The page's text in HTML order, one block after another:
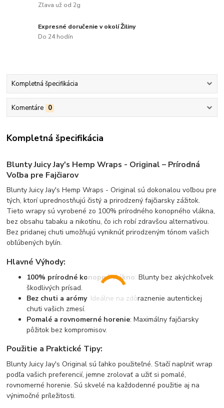
Zľava už od 2g
Expresné doručenie v okolí Žiliny
Do 24 hodín
Kompletná špecifikácia
Komentáre 0
Kompletná špecifikácia
Blunty Juicy Jay's Hemp Wraps - Original – Prírodná
Voľba pre Fajčiarov
Blunty Juicy Jay's Hemp Wraps - Original sú dokonalou voľbou pre
tých, ktorí uprednostňujú čistý a prirodzený fajčiarsky zážitok.
Tieto wrapy sú vyrobené zo 100% prírodného konopného vlákna,
bez obsahu tabaku a nikotínu, čo ich robí zdravšou alternatívou.
Bez pridanej chuti umožňujú vyniknúť prirodzeným tónom vašich
obľúbených bylín.
Hlavné Výhody:
100% prírodné konopné vlákno: Blunty bez akýchkoľvek
škodlivých prísad.
Bez chuti a arómy: Ideálne na zdôraznenie autentickej
chuti vašich zmesí.
Pomalé a rovnomerné horenie: Maximálny fajčiarsky
pôžitok bez kompromisov.
Použitie a Praktické Tipy:
Blunty Juicy Jay's Original sú ľahko použiteľné. Stačí naplniť wrap
podľa vašich preferencií, jemne zrolovať a užiť si pomalé,
rovnomerné horenie. Sú skvelé na každodenné použitie aj na
výnimočné príležitosti.